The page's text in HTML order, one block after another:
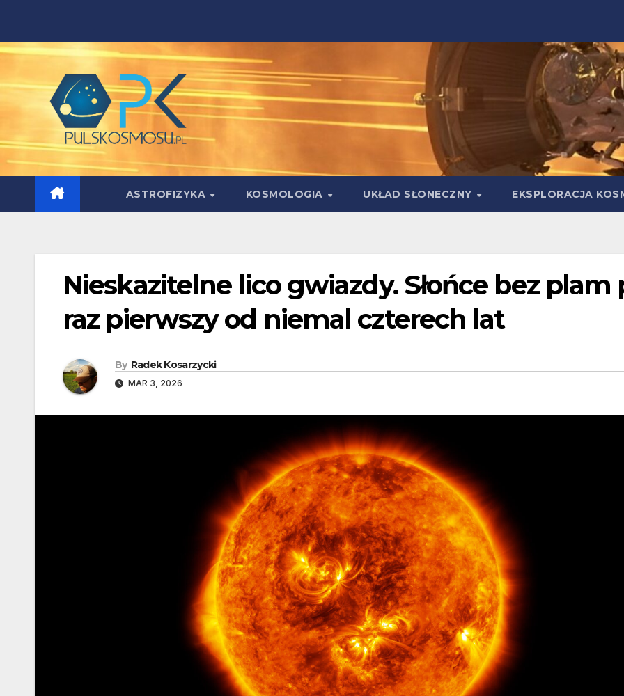
content
ASTROFIZYKA KOSMOLOGIA UKŁAD SŁONECZNY EKSPLORACJA
Nieskazitelne lico gwiazdy. Słońce bez plam
raz pierwszy od niemal czterech lat
By Radek Kosarzycki
MAR 3, 2026